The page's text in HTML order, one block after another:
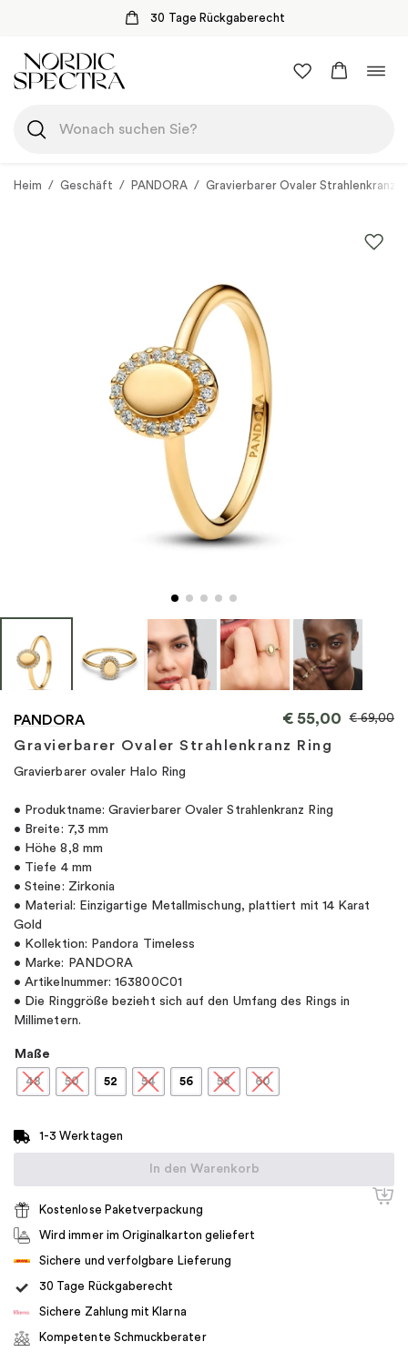
30 Tage Rückgaberecht
Inhalt
springen
Heim / Geschäft / PANDORA / Gravierbarer Ovaler Strahlenkranz
PANDORA
Gravierbarer Ovaler Strahlenkranz Ring
€55,00 €69,00
Gravierbarer ovaler Halo Ring
• Produktname: Gravierbarer Ovaler Strahlenkranz Ring
• Breite: 7,3 mm
• Höhe 8,8 mm
• Tiefe 4 mm
• Steine: Zirkonia
• Material: Einzigartige Metallmischung, plattiert mit 14 Karat
Gold
• Kollektion: Pandora Timeless
• Marke: PANDORA
• Artikelnummer: 163800C01
• Die Ringgröße bezieht sich auf den Umfang des Rings in
Millimetern.
Maße
48 50 52 54 56 58 60
1-3 Werktagen
In den Warenkorb
Kostenlose Paketverpackung
Wird immer im Originalkarton geliefert
Sichere und verfolgbare Lieferung
30 Tage Rückgaberecht
Sichere Zahlung mit Klarna
Kompetente Schmuckberater